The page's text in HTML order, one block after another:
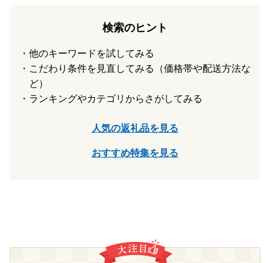
検索のヒント
他のキーワードを試してみる
こだわり条件を見直してみる（価格帯や配送方法な
ど）
ランキングやカテゴリからさがしてみる
人気の返礼品を見る
おすすめ特集を見る